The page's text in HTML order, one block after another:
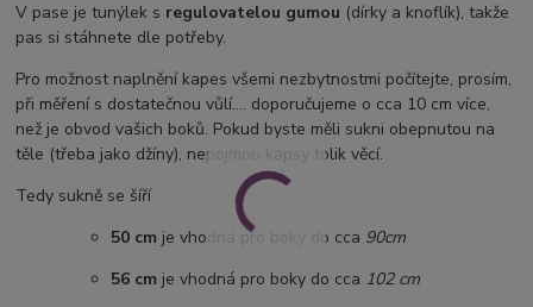
V pase je tunýlek s regulovatelou gumou (dírky a knoflík), takže
pas si stáhnete dle potřeby.
Pro možnost naplnění kapes všemi nezbytnostmi počítejte, prosím,
při měření s dostatečnou vůlí.... doporučujeme o cca 10 cm více,
než je obvod vašich boků. Pokud byste měli sukni obepnutou na
těle (třeba jako džíny), nepojmou kapsy tolik věcí.
Tedy sukně se šíří
50 cm je vhodná pro boky do cca 90cm
56 cm je vhodná pro boky do cca 102 cm